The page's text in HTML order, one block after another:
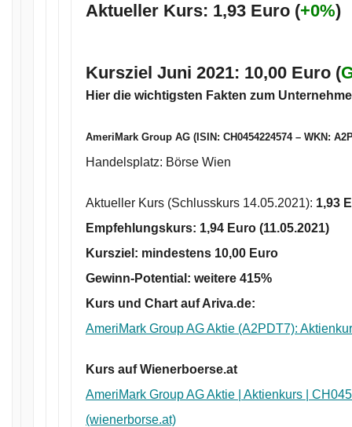
Aktueller Kurs: 1,93 Euro (+0%)
Kursziel Juni 2021: 10,00 Euro (
Hier die wichtigsten Fakten zum
AmeriMark Group AG (ISIN: CH0454224574 – WKN:
Handelsplatz: Börse Wien
Aktueller Kurs (Schlusskurs 14.05.2021): 1,93
Empfehlungskurs: 1,94 Euro (11.05.2021)
Kursziel: mindestens 10,00 Euro
Gewinn-Potential: weitere 415%
Kurs und Chart auf Ariva.de:
AmeriMark Group AG Aktie (A2PDT7):
Kurs auf Wienerboerse.at
AmeriMark Group AG Aktie | Aktienkurs |
(wienerborse.at)